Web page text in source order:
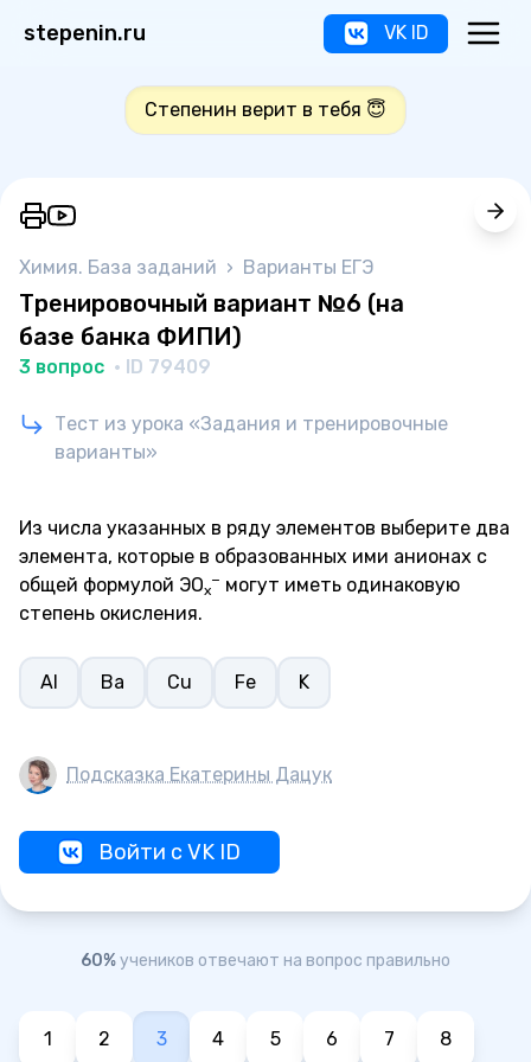
stepenin.ru VK ID
Степенин верит в тебя 😇
Химия. База заданий › Варианты ЕГЭ
Тренировочный вариант №6 (на
базе банка ФИПИ)
3 вопрос · ID 79409
Тест из урока «Задания и тренировочные
варианты»
Из числа указанных в ряду элементов выберите два
элемента, которые в образованных ими анионах с
общей формулой ЭOx
− могут иметь одинаковую
степень окисления.
Al Ba Cu Fe K
Подсказка Екатерины Дацук
Войти с VK ID
60%учеников отвечают на вопрос правильно
1 2 3 4 5 6 7 8